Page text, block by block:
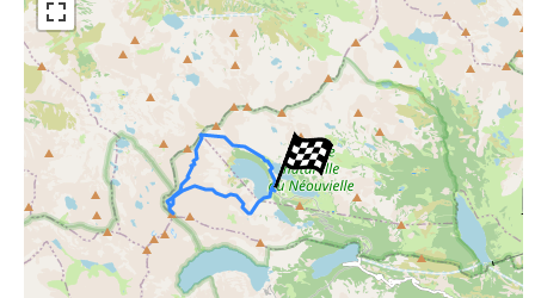
ESRI Word Imagery
Photographies aériennes